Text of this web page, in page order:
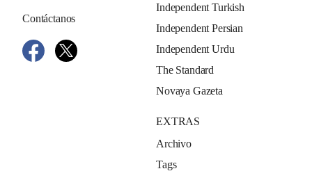
Contáctanos
Independent Turkish
Independent Persian
Independent Urdu
The Standard
Novaya Gazeta
EXTRAS
Archivo
Tags